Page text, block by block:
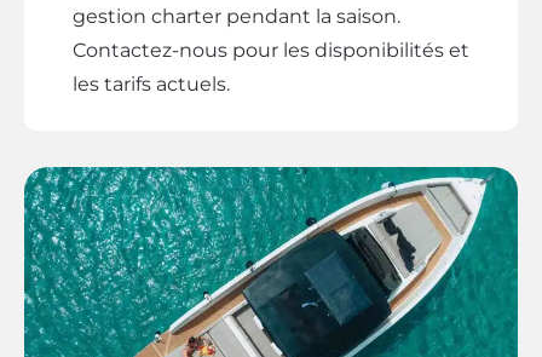
gestion charter pendant la saison.
Contactez-nous pour les disponibilités et
les tarifs actuels.